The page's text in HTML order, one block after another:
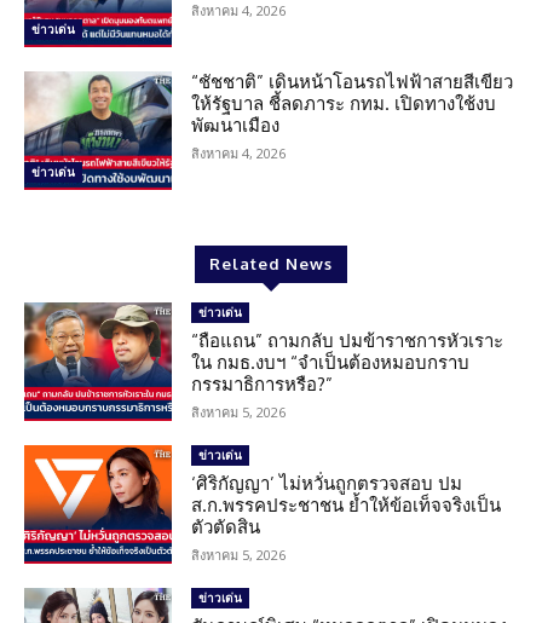
ข่าวเด่น
สิงหาคม 4, 2026
ข่าวเด่น
“ชัชชาติ” เดินหน้าโอนรถไฟฟ้าสายสีเขียว
ให้รัฐบาล ชี้ลดภาระ กทม. เปิดทางใช้งบ
พัฒนาเมือง
สิงหาคม 4, 2026
Related News
ข่าวเด่น
“ถือแถน” ถามกลับ ปมข้าราชการหัวเราะ
ใน กมธ.งบฯ “จำเป็นต้องหมอบกราบ
กรรมาธิการหรือ?”
สิงหาคม 5, 2026
ข่าวเด่น
‘ศิริกัญญา’ ไม่หวั่นถูกตรวจสอบ ปม
ส.ก.พรรคประชาชน ย้ำให้ข้อเท็จจริงเป็น
ตัวตัดสิน
สิงหาคม 5, 2026
ข่าวเด่น